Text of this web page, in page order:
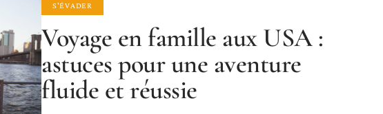
S'ÉVADER
Voyage en famille aux USA :
astuces pour une aventure
fluide et réussie